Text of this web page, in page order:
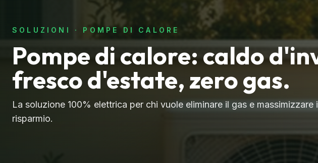
SOLUZIONI · POMPE DI CALORE
Pompe di calore: caldo
fresco d'estate, zero gas.
La soluzione 100% elettrica per chi vuole eliminare il gas e massimizzare
risparmio.